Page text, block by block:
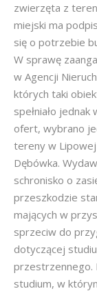
zwierzęta z
miejski ma
się o potrzebie
W sprawę
w Agencji
których taki
spełniało
ofert, wybrano
tereny w
Dębówka.
schronisko o
przeszkodzie
mających w
sprzeciw do
dotyczącej
przestrzennego.
studium, w